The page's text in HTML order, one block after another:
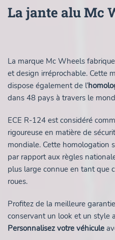
La jante alu Mc
La marque Mc Wheels
et design irréprochable. Cette
dispose également de l’
dans 48 pays à travers le
ECE R-124 est considéré
rigoureuse en matière de
mondiale. Cette homologation
par rapport aux règles
plus large connue en tant que
roues.
Profitez de la meilleure
conservant un look et un style
Personnalisez votre véhicule